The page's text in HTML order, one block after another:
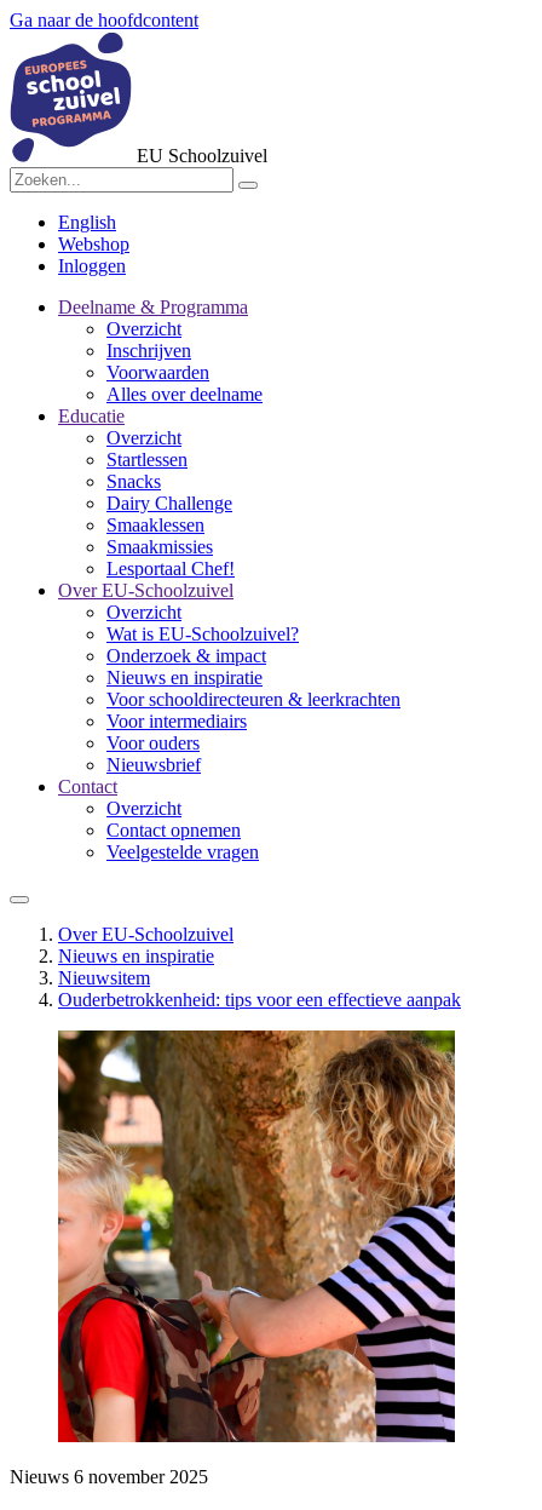
Ga naar de hoofdcontent
EU Schoolzuivel
English
Webshop
Inloggen
Deelname & Programma
Overzicht
Inschrijven
Voorwaarden
Alles over deelname
Educatie
Overzicht
Startlessen
Snacks
Dairy Challenge
Smaaklessen
Smaakmissies
Lesportaal Chef!
Over EU-Schoolzuivel
Overzicht
Wat is EU-Schoolzuivel?
Onderzoek & impact
Nieuws en inspiratie
Voor schooldirecteuren & leerkrachten
Voor intermediairs
Voor ouders
Nieuwsbrief
Contact
Overzicht
Contact opnemen
Veelgestelde vragen
Over EU-Schoolzuivel
Nieuws en inspiratie
Nieuwsitem
Ouderbetrokkenheid: tips voor een effectieve aanpak
Nieuws 6 november 2025